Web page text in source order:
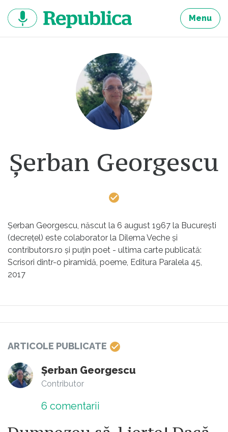
continut
Menu
Șerban Georgescu
Șerban Georgescu, născut la 6 august 1967 la București
(decrețel) este colaborator la Dilema Veche și
contributors.ro și puțin poet - ultima carte publicată:
Scrisori dintr-o piramidă, poeme, Editura Paralela 45,
2017
ARTICOLE PUBLICATE
Șerban Georgescu
Contributor
6 comentarii